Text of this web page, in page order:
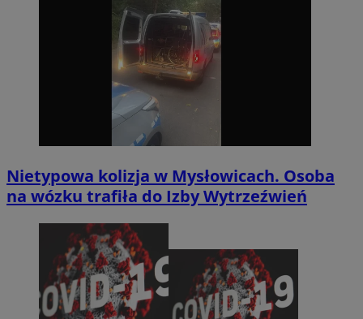
Nietypowa kolizja w Mysłowicach. Osoba
na wózku trafiła do Izby Wytrzeźwień